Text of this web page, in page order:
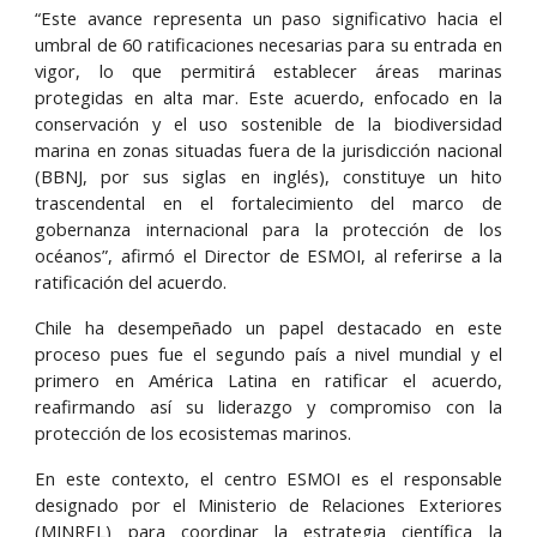
“Este avance representa un paso significativo hacia el
umbral de 60 ratificaciones necesarias para su entrada en
vigor, lo que permitirá establecer áreas marinas
protegidas en alta mar. Este acuerdo, enfocado en la
conservación y el uso sostenible de la biodiversidad
marina en zonas situadas fuera de la jurisdicción nacional
(BBNJ, por sus siglas en inglés), constituye un hito
trascendental en el fortalecimiento del marco de
gobernanza internacional para la protección de los
océanos”, afirmó el Director de ESMOI, al referirse a la
ratificación del acuerdo.
Chile ha desempeñado un papel destacado en este
proceso pues fue el segundo país a nivel mundial y el
primero en América Latina en ratificar el acuerdo,
reafirmando así su liderazgo y compromiso con la
protección de los ecosistemas marinos.
En este contexto, el centro ESMOI es el responsable
designado por el Ministerio de Relaciones Exteriores
(MINREL) para coordinar la estrategia científica la